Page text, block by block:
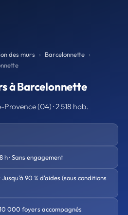
des murs
Barcelonnette
à Barcelonnette
(04) · 2 518 hab.
h · Sans engagement
· Jusqu'à 90 % d'aides (sous conditions
000 foyers accompagnés